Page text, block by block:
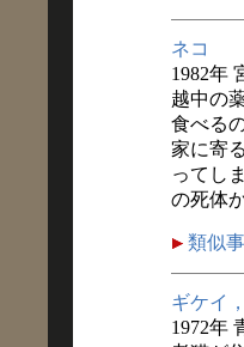
ネコ
1982年
越中の
食べる
家に寄
ってし
の死体
類似
ギケイ
1972年